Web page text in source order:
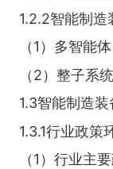
1.2.2智能制造
（1）多智能
（2）整子系
1.3智能制造
1.3.1行业政策
（1）行业主